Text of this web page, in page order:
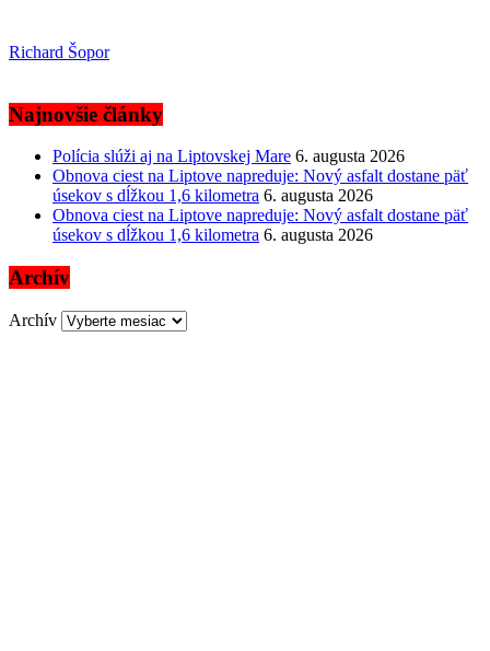
Richard Šopor
Najnovšie články
Polícia slúži aj na Liptovskej Mare 6. augusta 2026
Obnova ciest na Liptove napreduje: Nový asfalt dostane päť
úsekov s dĺžkou 1,6 kilometra 6. augusta 2026
Obnova ciest na Liptove napreduje: Nový asfalt dostane päť
úsekov s dĺžkou 1,6 kilometra 6. augusta 2026
Archív
Archív